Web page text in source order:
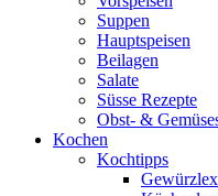
Suppen
Hauptspeisen
Beilagen
Salate
Süsse Rezepte
Obst- &
Kochen
Kochtipps